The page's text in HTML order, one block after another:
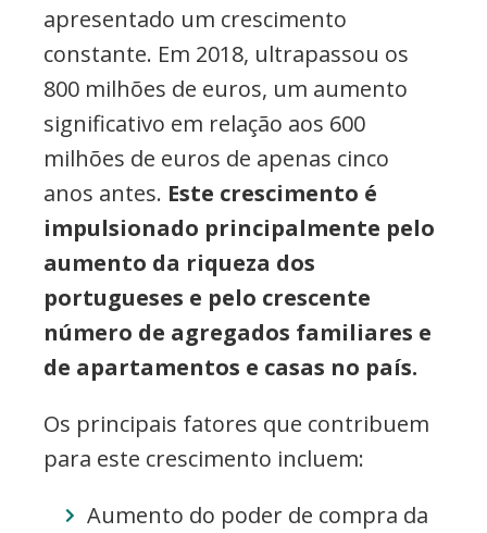
apresentado um crescimento
constante. Em 2018, ultrapassou os
800 milhões de euros, um aumento
significativo em relação aos 600
milhões de euros de apenas cinco
anos antes. Este crescimento é
impulsionado principalmente pelo
aumento da riqueza dos
portugueses e pelo crescente
número de agregados familiares e
de apartamentos e casas no país.
Os principais fatores que contribuem
para este crescimento incluem:
Aumento do poder de compra da